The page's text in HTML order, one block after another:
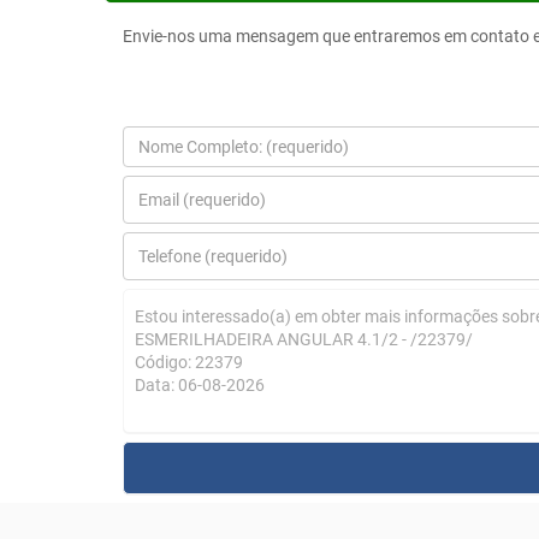
Envie-nos uma mensagem que entraremos em contato